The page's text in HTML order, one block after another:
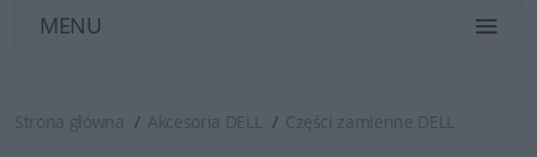
MENU
Strona główna Akcesoria DELL Części zamienne DELL